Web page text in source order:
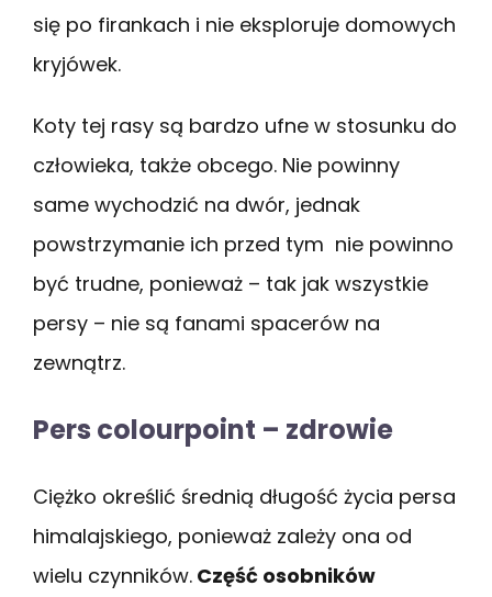
się po firankach i nie eksploruje domowych
kryjówek.
Koty tej rasy są bardzo ufne w stosunku do
człowieka, także obcego. Nie powinny
same wychodzić na dwór, jednak
powstrzymanie ich przed tym nie powinno
być trudne, ponieważ – tak jak wszystkie
persy – nie są fanami spacerów na
zewnątrz.
Pers colourpoint – zdrowie
Ciężko określić średnią długość życia persa
himalajskiego, ponieważ zależy ona od
wielu czynników. Część osobników